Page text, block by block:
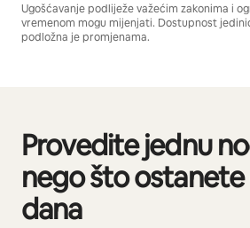
Ugošćavanje podliježe važećim zakonima i
vremenom mogu mijenjati. Dostupnost
podložna je promjenama.
Provedite jednu
nego što
dana
Prikazano 0 od 0 stavki